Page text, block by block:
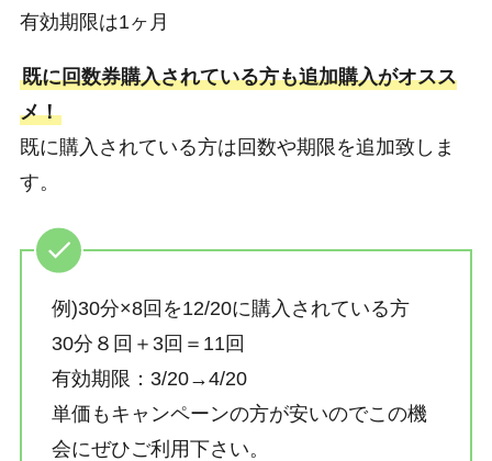
有効期限は1ヶ月
既に回数券購入されている方も追加購入がオスス
メ！
既に購入されている方は回数や期限を追加致しま
す。
例)30分×8回を12/20に購入されている方
30分８回＋3回＝11回
有効期限：3/20→4/20
単価もキャンペーンの方が安いのでこの機
会にぜひご利用下さい。